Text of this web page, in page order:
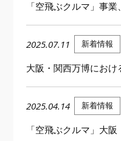
「空飛ぶクルマ」事
2025.07.11 新着情報
2025.04.14 新着情報